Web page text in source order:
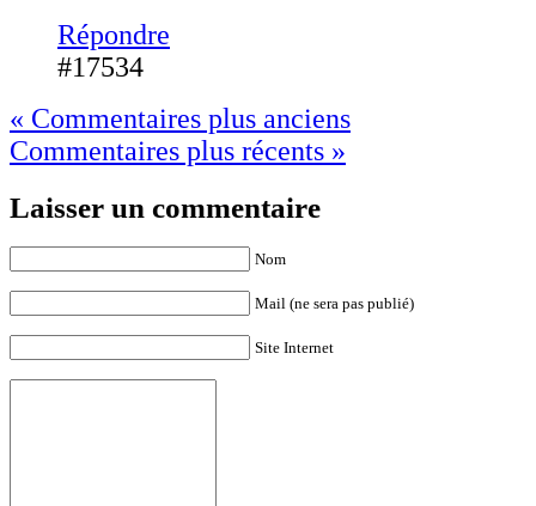
Répondre
#17534
« Commentaires plus anciens
Commentaires plus récents »
Laisser un commentaire
Nom
Mail (ne sera pas publié)
Site Internet